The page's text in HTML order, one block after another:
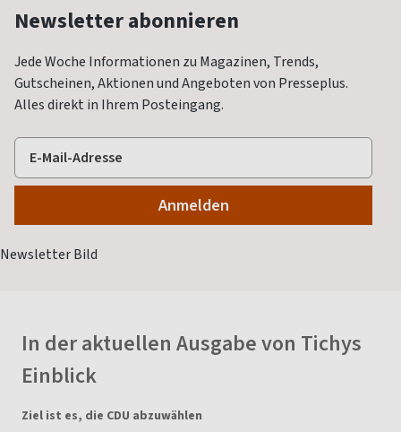
Newsletter abonnieren
Jede Woche Informationen zu Magazinen, Trends,
Gutscheinen, Aktionen und Angeboten von Presseplus.
Alles direkt in Ihrem Posteingang.
In der aktuellen Ausgabe von Tichys
Einblick
Ziel ist es, die CDU abzuwählen